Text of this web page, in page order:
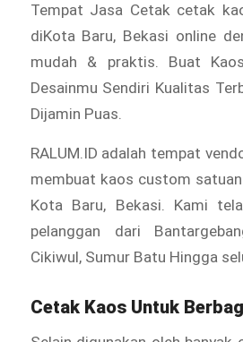
Tempat Jasa Cetak cetak
diKota Baru, Bekasi online
mudah & praktis. Buat
Desainmu Sendiri Kualitas
Dijamin Puas.
RALUM.ID adalah tempat
membuat kaos custom
Kota Baru, Bekasi. Kami
pelanggan dari
Cikiwul, Sumur Batu Hingga
Cetak Kaos Untuk